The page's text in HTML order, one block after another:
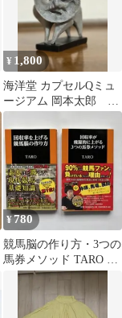
¥ 1,800
海洋堂 カプセルQミュ
ージアム 岡本太郎 ア
ートピース集 動物 ガ
チャ TARO
¥780
競馬脳の作り方・3つの
馬券メソッド TARO 2
冊セット